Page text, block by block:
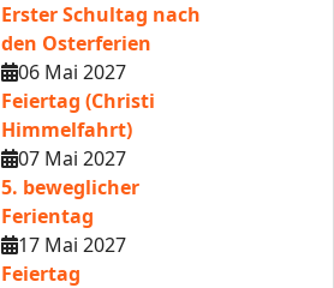
Erster Schultag nach
den Osterferien
06 Mai 2027
Feiertag (Christi
Himmelfahrt)
07 Mai 2027
5. beweglicher
Ferientag
17 Mai 2027
Feiertag